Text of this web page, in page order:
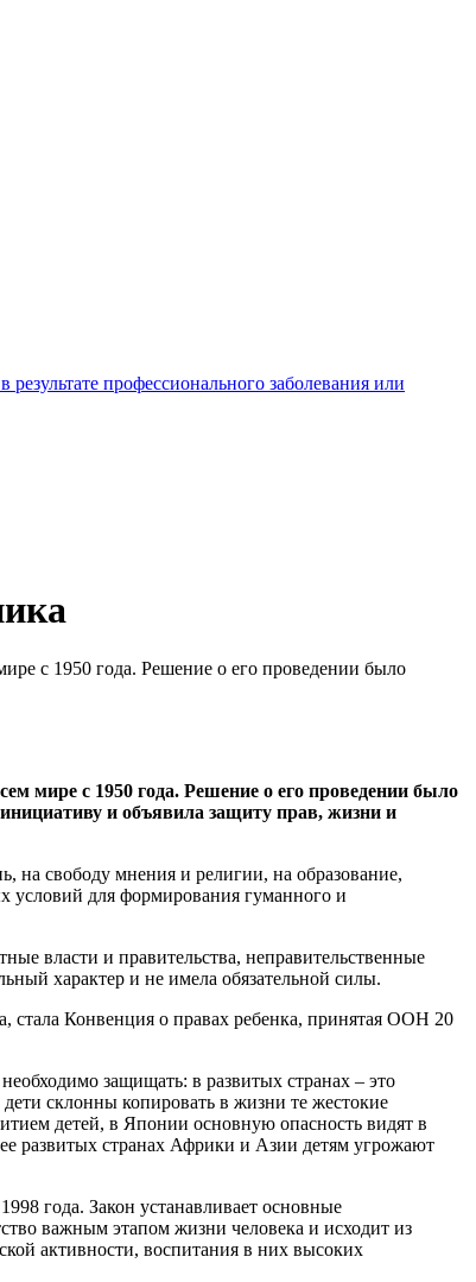
профессионального заболевания или
с 1950 года. Решение о его проведении было
мире с 1950 года. Решение о его проведении было
и объявила защиту прав, жизни и
на свободу мнения и религии, на образование,
условий для формирования гуманного и
власти и правительства, неправительственные
характер и не имела обязательной силы.
стала Конвенция о правах ребенка, принятая ООН 20
защищать: в развитых странах – это
склонны копировать в жизни те жестокие
детей, в Японии основную опасность видят в
развитых странах Африки и Азии детям угрожают
года. Закон устанавливает основные
важным этапом жизни человека и исходит из
активности, воспитания в них высоких